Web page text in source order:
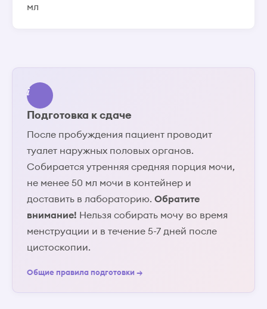
мл
Подготовка к сдаче
После пробуждения пациент проводит
туалет наружных половых органов.
Собирается утренняя средняя порция мочи,
не менее 50 мл мочи в контейнер и
доставить в лабораторию. Обратите
внимание! Нельзя собирать мочу во время
менструации и в течение 5-7 дней после
цистоскопии.
Общие правила подготовки →